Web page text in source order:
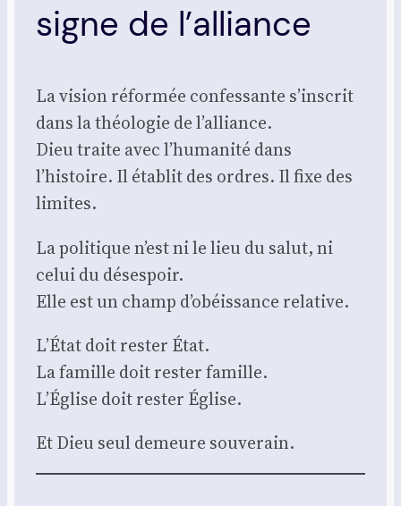
signe de l’alliance
La vision réfor­mée confes­sante s’inscrit
dans la théo­lo­gie de l’alliance.
Dieu traite avec l’humanité dans
l’histoire. Il éta­blit des ordres. Il fixe des
limites.
La poli­tique n’est ni le lieu du salut, ni
celui du déses­poir.
Elle est un champ d’obéissance rela­tive.
L’État doit res­ter État.
La famille doit res­ter famille.
L’Église doit res­ter Église.
Et Dieu seul demeure sou­ve­rain.